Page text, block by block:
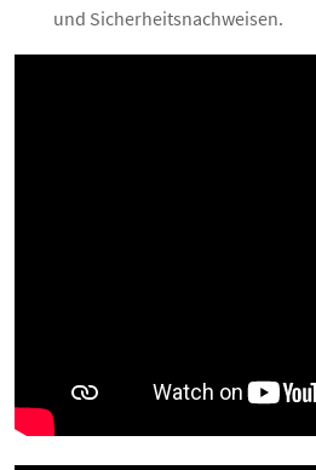
und Sicherheitsnachweisen.